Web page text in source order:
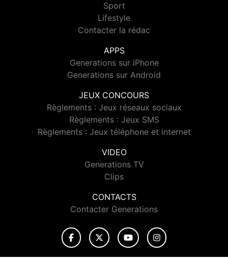
Sport
Lifestyle
Contacter la rédac
APPS
Generations sur iPhone
Generations sur Android
JEUX CONCOURS
Règlements : Jeux réseaux sociaux
Règlements : Jeux SMS
Règlements : Jeux téléphone et internet
VIDEO
Generations TV
Clips
CONTACTS
Contacter Generations